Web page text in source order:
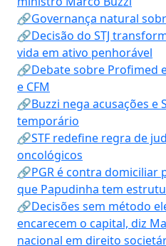
🔗Governança natural
🔗Decisão do STJ
vida em ativo penhorável
🔗Debate sobre Profimed
e CFM
🔗Buzzi nega acusações e
temporário
🔗STF redefine regra de
oncológicos
🔗PGR é contra domiciliar
que Papudinha tem
🔗Decisões sem método
encarecem o capital, diz
nacional em direito